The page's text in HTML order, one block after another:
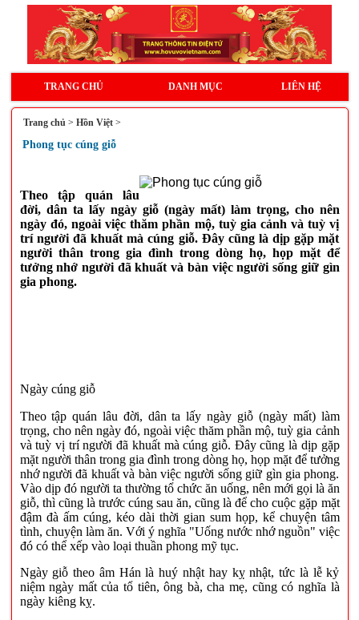
TRANG CHỦ DANH MỤC LIÊN HỆ
Trang chủ > Hồn Việt>
Phong tục cúng giỗ
Theo tập quán lâu
đời, dân ta lấy ngày giỗ (ngày mất) làm trọng, cho nên
ngày đó, ngoài việc thăm phần mộ, tuỳ gia cảnh và tuỳ vị
trí người đã khuất mà cúng giỗ. Ðây cũng là dịp gặp mặt
người thân trong gia đình trong dòng họ, họp mặt để
tưởng nhớ người đã khuất và bàn việc người sống giữ gìn
gia phong.
Ngày cúng giỗ
Theo tập quán lâu đời, dân ta lấy ngày giỗ (ngày mất) làm
trọng, cho nên ngày đó, ngoài việc thăm phần mộ, tuỳ gia cảnh
và tuỳ vị trí người đã khuất mà cúng giỗ. Ðây cũng là dịp gặp
mặt người thân trong gia đình trong dòng họ, họp mặt để tưởng
nhớ người đã khuất và bàn việc người sống giữ gìn gia phong.
Vào dịp đó người ta thường tổ chức ăn uống, nên mới gọi là ăn
giỗ, thì cũng là trước cúng sau ăn, cũng là để cho cuộc gặp mặt
đậm đà ấm cúng, kéo dài thời gian sum họp, kể chuyện tâm
tình, chuyện làm ăn. Với ý nghĩa "Uống nước nhớ nguồn" việc
đó có thể xếp vào loại thuần phong mỹ tục.
Ngày giỗ theo âm Hán là huý nhật hay kỵ nhật, tức là lễ kỷ
niệm ngày mất của tổ tiên, ông bà, cha mẹ, cũng có nghĩa là
ngày kiêng kỵ.